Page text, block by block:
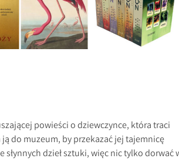
powieści o dziewczynce, która traci
do muzeum, by przekazać jej tajemnicę
dzieł sztuki, więc nic tylko dorwać